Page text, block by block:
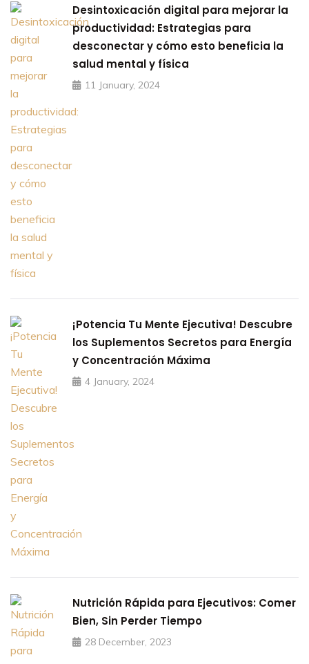
Desintoxicación digital para mejorar la
productividad: Estrategias para
desconectar y cómo esto beneficia la
salud mental y física
11 January, 2024
¡Potencia Tu Mente Ejecutiva! Descubre
los Suplementos Secretos para Energía
y Concentración Máxima
4 January, 2024
Nutrición Rápida para Ejecutivos: Comer
Bien, Sin Perder Tiempo
28 December, 2023